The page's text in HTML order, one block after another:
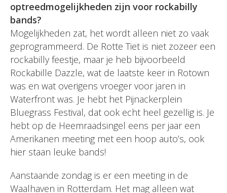
optreedmogelijkheden zijn voor rockabilly
bands?
Mogelijkheden zat, het wordt alleen niet zo vaak
geprogrammeerd. De Rotte Tiet is niet zozeer een
rockabilly feestje, maar je heb bijvoorbeeld
Rockabille Dazzle, wat de laatste keer in Rotown
was en wat overigens vroeger voor jaren in
Waterfront was. Je hebt het Pijnackerplein
Bluegrass Festival, dat ook echt heel gezellig is. Je
hebt op de Heemraadsingel eens per jaar een
Amerikanen meeting met een hoop auto’s, ook
hier staan leuke bands!
Aanstaande zondag is er een meeting in de
Waalhaven in Rotterdam. Het mag alleen wat